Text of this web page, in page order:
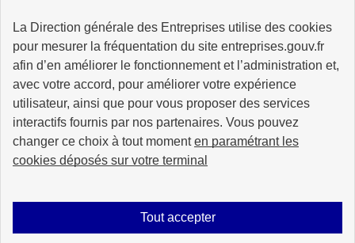
La Direction générale des Entreprises utilise des cookies
pour mesurer la fréquentation du site entreprises.gouv.fr
afin d’en améliorer le fonctionnement et l’administration et,
avec votre accord, pour améliorer votre expérience
utilisateur, ainsi que pour vous proposer des services
interactifs fournis par nos partenaires. Vous pouvez
changer ce choix à tout momenten paramétrant les
cookies déposés sur votre terminal
Tout accepter
GOUVERNEMENT
info.gouv.fr service-public.gouv.fr
Plan du site Accessibilité : partiellement conforme Mentions légales